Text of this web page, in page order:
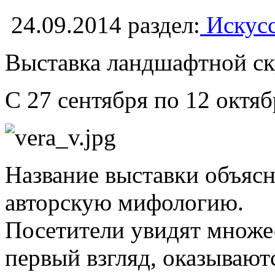
24.09.2014 раздел:
Выставка ландшафтной
С 27 сентября по 12
Название выставки
авторскую мифологию.
Посетители увидят
первый взгляд,